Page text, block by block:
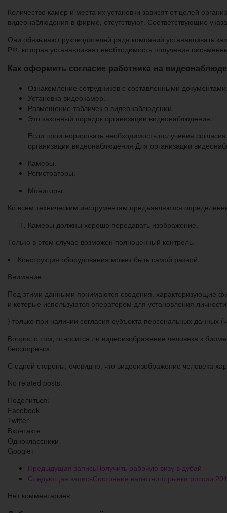
Количество камер и места их установки зависят от целей
видеонаблюдения в фирме, отсутствуют. Соответствующие
Они обязывают руководителей ряда компаний устанавливать
РФ, которая устанавливает необходимость получения
Как оформить согласие работника на
Ознакомление сотрудников с составленными
Установка видеокамер.
Размещение табличек о видеонаблюдении.
Это законный порядок организации видеонаблюдения.
Если проигнорировать необходимость получения
организации видеонаблюдения Для организации
Камеры.
Регистраторы.
Мониторы.
Ко всем техническим инструментам предъявляются
Камеры должны хорошо передавать изображение.
Только в этом случае возможен полноценный контроль.
Конструкция оборудования может быть самой разной.
Внимание
Под этими данными понимаются сведения, характеризующие
и которые используются оператором для установления
) только при наличии согласия субъекта персональных
Вопрос о том, относится ли видеоизображение человека к
бесспорным.
С одной стороны, очевидно, что видеоизображение человека
No related posts.
Поделиться:
Facebook
Twitter
Вконтакте
Одноклассники
Google+
Предыдущая записьПолучить рабочую визу в дубай
Следующая записьСостояние валютного рынка россии
Нет комментариев